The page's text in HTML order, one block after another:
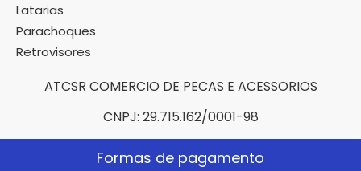
Latarias
Parachoques
Retrovisores
ATCSR COMERCIO DE PECAS E ACESSORIOS
CNPJ: 29.715.162/0001-98
Formas de pagamento